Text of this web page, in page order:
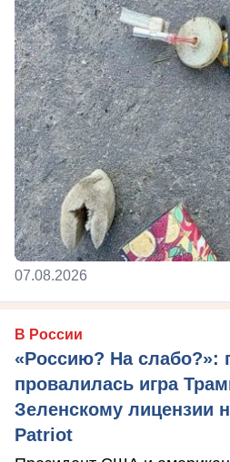
07.08.2026
В России
«Россию? На слабо?»:
провалилась игра
Зеленскому лицензии
Patriot